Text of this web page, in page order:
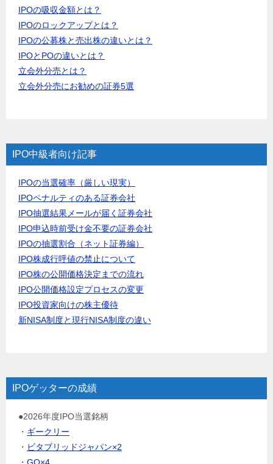
IPOの吸収金額とは？
IPOのロックアップとは？
IPOの公募株と売出株の違いとは？
IPOとPOの違いとは？
立会外分売とは？
立会外分売にお勧めの証券5選
IPO中級者向け記事
IPOの当選確率（厳しい現実）
IPOペナルティのある証券会社
IPO抽選結果メールが届く証券会社
IPO申込時前受け金不要の証券会社
IPOの抽選割合（ネット証券編）
IPO株成行呼値の禁止について
IPO株の公開価格決定までの流れ
IPO公開価格設定プロセスの変更
IPO投資家向けの株主優待
新NISA制度と現行NISA制度の違い
IPOゲッターの成績
●2026年度IPO当選銘柄
・ ギークリー
・ ビタブリッドジャパン×2